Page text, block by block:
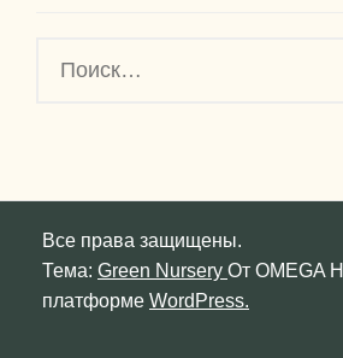
Все права защищены.
Тема: Green Nursery От OMEGA
платформе WordPress.